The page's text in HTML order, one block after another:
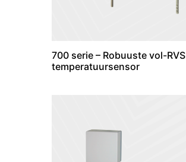
700 serie – Robuuste vol-RVS
temperatuursensor